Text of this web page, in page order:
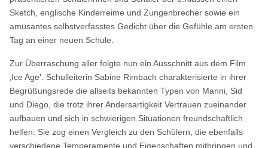
Sketch, englische Kinderreime und Zungenbrecher sowie ein
amüsantes selbstverfasstes Gedicht über die Gefühle am ersten
Tag an einer neuen Schule.
Zur Überraschung aller folgte nun ein Ausschnitt aus dem Film
‚Ice Age'. Schulleiterin Sabine Rimbach charakterisierte in ihrer
Begrüßungsrede die allseits bekannten Typen von Manni, Sid
und Diego, die trotz ihrer Andersartigkeit Vertrauen zueinander
aufbauen und sich in schwierigen Situationen freundschaftlich
helfen. Sie zog einen Vergleich zu den Schülern, die ebenfalls
verschiedene Temperamente und Eigenschaften mitbringen und